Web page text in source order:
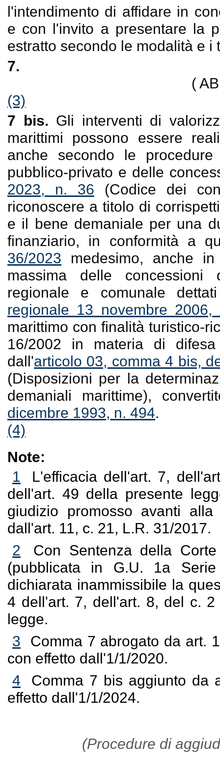
l'intendimento di affidare in
e con l'invito a presentare la
estratto secondo le modalità e
7.
(
(3)
7 bis. Gli interventi di
marittimi possono essere
anche secondo le
pubblico-privato e delle
2023, n. 36 (Codice dei
riconoscere a titolo di
e il bene demaniale per una
finanziario, in conformità a
36/2023 medesimo, anche
massima delle concessioni
regionale e comunale
regionale 13 novembre 2006,
marittimo con finalità turistico-
16/2002 in materia di
dall'articolo 03, comma 4 bis,
(Disposizioni per la
demaniali marittime),
dicembre 1993, n. 494.
(4)
Note:
1
L'efficacia dell'art. 7,
dell'art. 49 della presente
giudizio promosso avanti
dall'art. 11, c. 21, L.R. 31/2017.
2
Con Sentenza della
(pubblicata in G.U. 1a
dichiarata inammissibile la
4 dell'art. 7, dell'art. 8, del c.
legge.
3
Comma 7 abrogato da art.
con effetto dall'1/1/2020.
4
Comma 7 bis aggiunto da
effetto dall'1/1/2024.
(Procedure di